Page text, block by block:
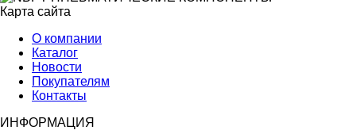
Карта сайта
О компании
Каталог
Новости
Покупателям
Контакты
ИНФОРМАЦИЯ